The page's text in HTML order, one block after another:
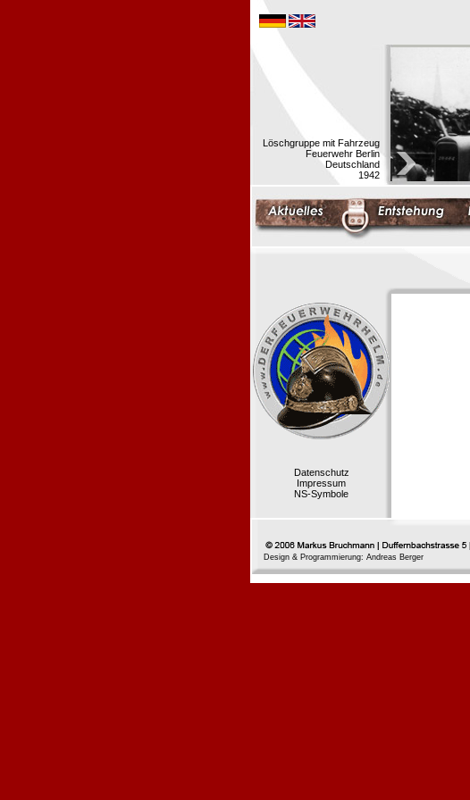
Löschgruppe mit Fahrzeug
Feuerwehr Berlin
Deutschland
1942
Datenschutz
Impressum
NS-Symbole
Design & Programmierung: Andreas Berger